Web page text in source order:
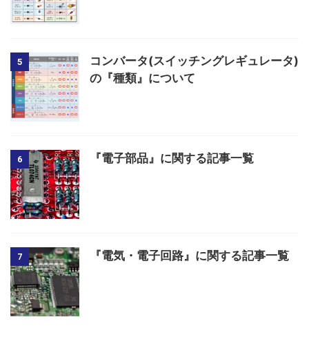
5
コンバータ(スイッチングレギュレータ)
の『種類』について
6 『電子部品』に関する記事一覧
7 『電気・電子回路』に関する記事一覧